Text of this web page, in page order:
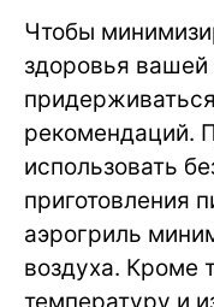
Чтобы
здоровья вашей
рекомендаций.
использовать
приготовления
аэрогриль
воздуха. Кроме
температуру и